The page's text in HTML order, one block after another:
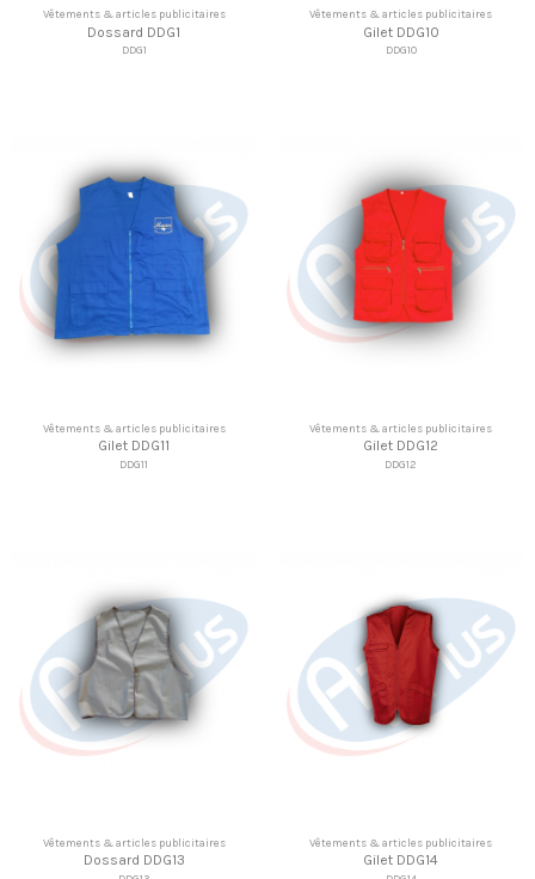
Vêtements & articles publicitaires
Dossard DDG1
DDG1
Vêtements & articles publicitaires
Gilet DDG10
DDG10
Vêtements & articles publicitaires
Gilet DDG11
DDG11
Vêtements & articles publicitaires
Gilet DDG12
DDG12
Vêtements & articles publicitaires
Dossard DDG13
Vêtements & articles publicitaires
Gilet DDG14